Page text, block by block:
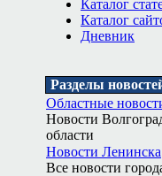
Каталог
Каталог
Дневник
Разделы
Областные
Новости
области
Новости Ленинска
Все новости